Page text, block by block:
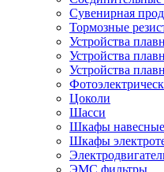
Сувенирная
Тормозные
Устройства
Устройства
Устройства
Цоколи
Шасси
Шкафы
Шкафы
ЭМС фильтры